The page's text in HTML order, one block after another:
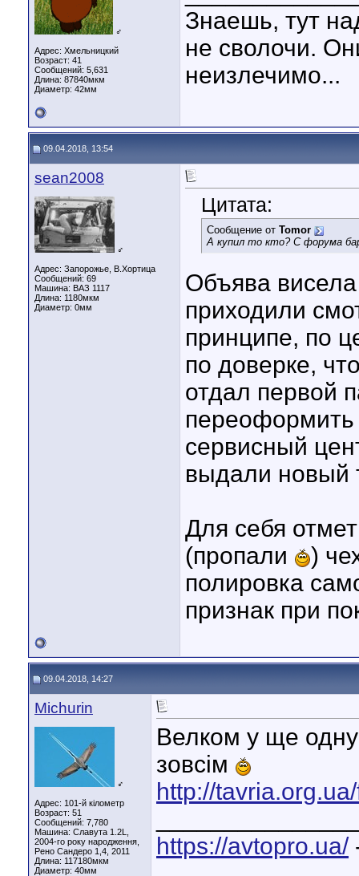
♂
Адрес: Хмельницкий
Возраст: 41
Сообщений: 5,631
Длина: 87840мкм
Диаметр: 42мм
Знаешь, тут
не сволочи.
неизлечимо...
09.04.2018, 13:54
sean2008
♂
Адрес: Запорожье, В.Хортица
Сообщений: 69
Машина: ВАЗ 1117
Длина: 1180мкм
Диаметр: 0мм
Цитата:
Сообщение от Tomor
А купил то кто? С форума
Объява
приходили
принципе, по
по доверке,
отдал первой
переоформить
сервисный
выдали новый
Для себя
(пропали
)
полировка
признак при
09.04.2018, 14:27
Michurin
♂
Адрес: 101-й кілометр
Возраст: 51
Сообщений: 7,780
Машина: Славута 1.2L,
2004-го року народження,
Рено Сандеро 1,4, 2011
Длина: 117180мкм
Диаметр: 40мм
Велком у ще
зовсім
http://
https://avtopro.ua/